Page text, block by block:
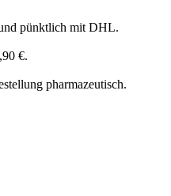
pünktlich mit DHL.
€.
pharmazeutisch.